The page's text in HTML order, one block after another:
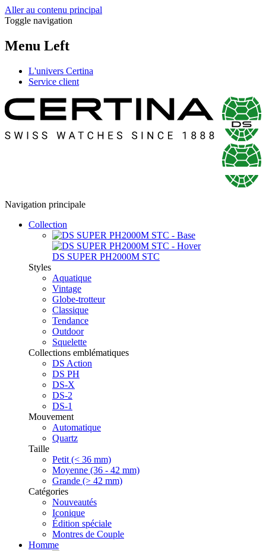
Aller au contenu principal
Toggle navigation
Menu Left
L'univers Certina
Service client
Navigation principale
Collection
DS SUPER PH2000M STC
Styles
Aquatique
Vintage
Globe-trotteur
Classique
Tendance
Outdoor
Squelette
Collections emblématiques
DS Action
DS PH
DS-X
DS-2
DS-1
Mouvement
Automatique
Quartz
Taille
Petit (< 36 mm)
Moyenne (36 - 42 mm)
Grande (> 42 mm)
Catégories
Nouveautés
Iconique
Édition spéciale
Montres de Couple
Homme